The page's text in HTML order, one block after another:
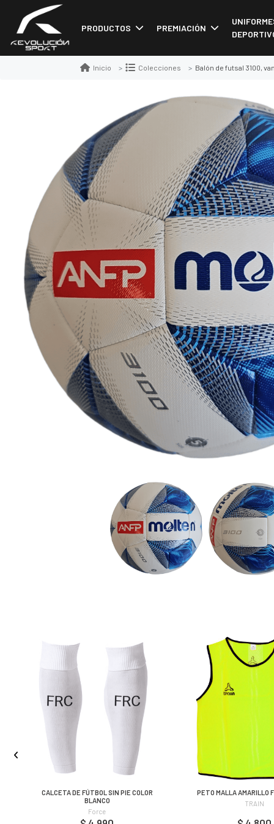
PRODUCTOS PREMIACIÓN
Inicio Colecciones Balón de futsal 3100,
CALCETA DE FÚTBOL SIN PIE COLOR
BLANCO
Force
PETO MALLA AMARILLO
TRAIN